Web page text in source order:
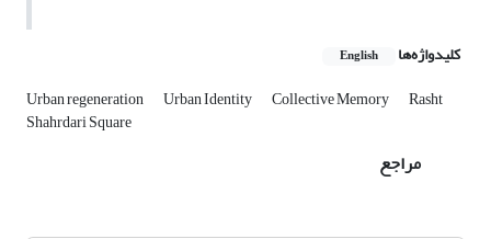
کلیدواژه‌ها English
Urban regeneration Urban Identity Collective Memory Rasht
Shahrdari Square
مراجع